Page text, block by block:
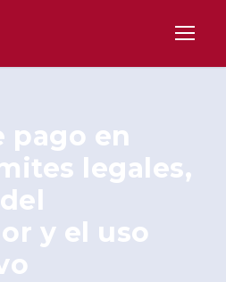
pago en
legales,
y el uso